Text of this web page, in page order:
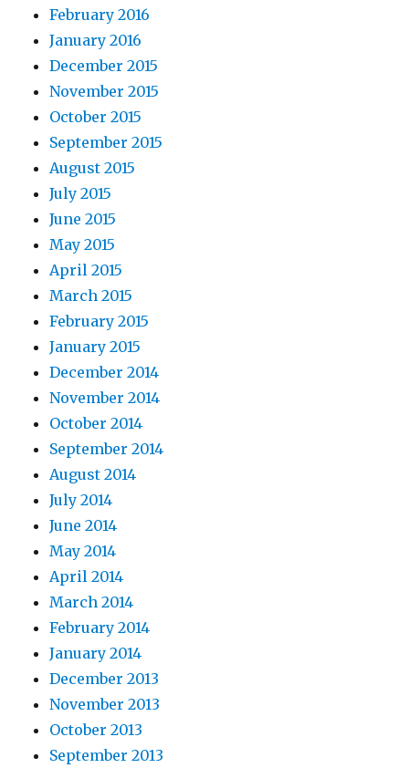
February 2016
January 2016
December 2015
November 2015
October 2015
September 2015
August 2015
July 2015
June 2015
May 2015
April 2015
March 2015
February 2015
January 2015
December 2014
November 2014
October 2014
September 2014
August 2014
July 2014
June 2014
May 2014
April 2014
March 2014
February 2014
January 2014
December 2013
November 2013
October 2013
September 2013